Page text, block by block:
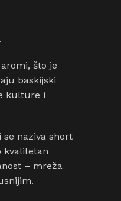
što je
baskijski
kulture i
se naziva short
kvalitetan
– mreža